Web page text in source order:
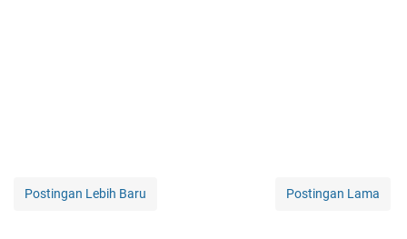
Postingan Lebih Baru Postingan Lama